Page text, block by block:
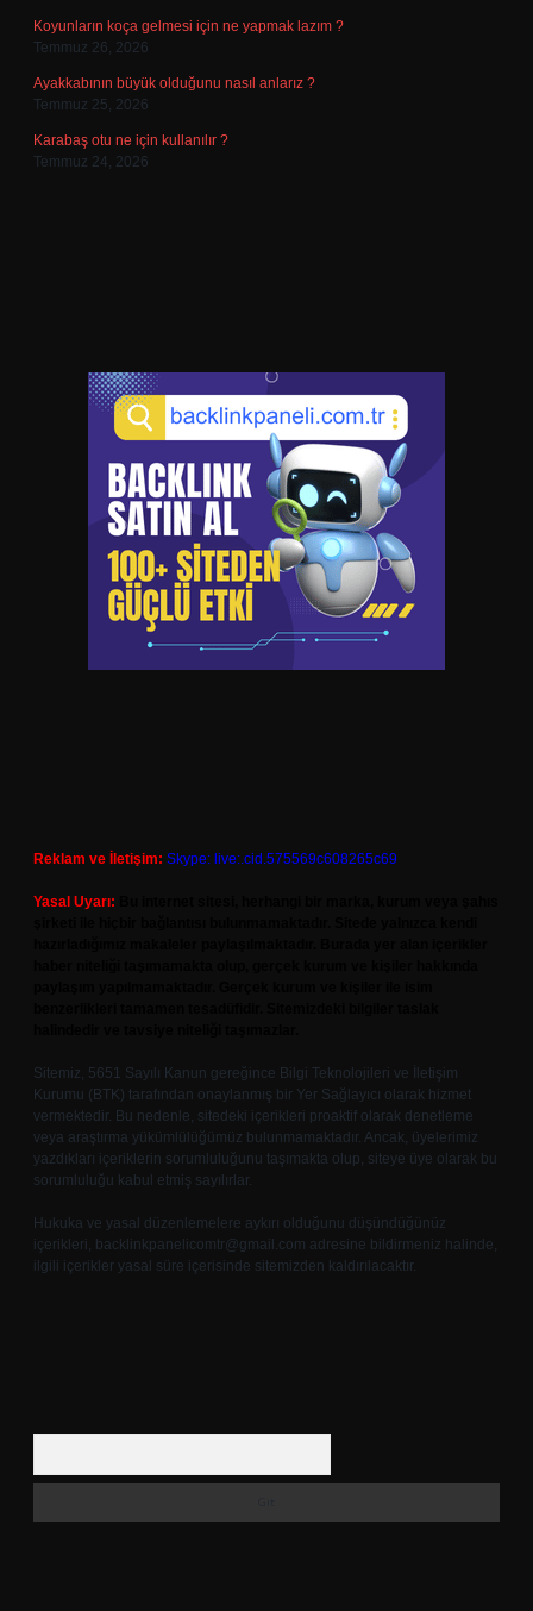
Koyunların koça gelmesi için ne yapmak lazım ?
Temmuz 26, 2026
Ayakkabının büyük olduğunu nasıl anlarız ?
Temmuz 25, 2026
Karabaş otu ne için kullanılır ?
Temmuz 24, 2026
Reklam ve İletişim: Skype: live:.cid.575569c608265c69
Yasal Uyarı:
Sitemiz, 5651 Sayılı Kanun gereğince Bilgi Teknolojileri ve İletişim
Kurumu (BTK) tarafından onaylanmış bir Yer Sağlayıcı olarak hizmet
vermektedir. Bu nedenle, sitedeki içerikleri proaktif olarak denetleme
veya araştırma yükümlülüğümüz bulunmamaktadır. Ancak, üyelerimiz
yazdıkları içeriklerin sorumluluğunu taşımakta olup, siteye üye olarak bu
sorumluluğu kabul etmiş sayılırlar.
Hukuka ve yasal düzenlemelere aykırı olduğunu düşündüğünüz
içerikleri, backlinkpanelicomtr@gmail.com adresine bildirmeniz halinde,
ilgili içerikler yasal süre içerisinde sitemizden kaldırılacaktır.